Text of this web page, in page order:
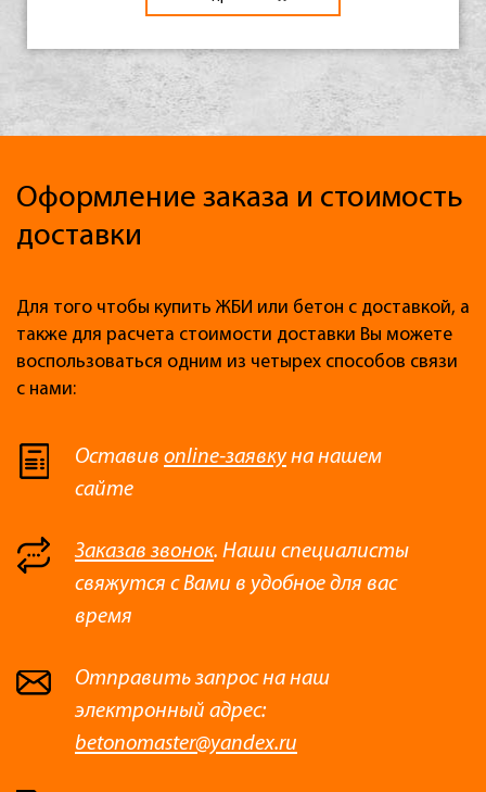
Оформление заказа и стоимость
доставки
Для того чтобы купить ЖБИ или бетон с доставкой, а
также для расчета стоимости доставки Вы можете
воспользоваться одним из четырех способов связи
с нами:
Оставив online-заявкуна нашем
сайте
Заказав звонок. Наши специалисты
свяжутся с Вами в удобное для вас
время
Отправить запрос на наш
электронный адрес:
betonomaster@yandex.ru